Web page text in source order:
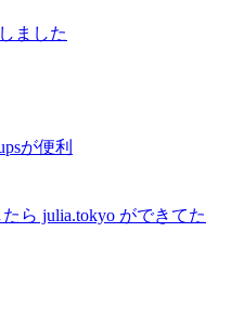
ました
が便利
ら julia.tokyo ができてた